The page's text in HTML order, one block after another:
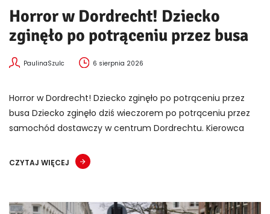
Horror w Dordrecht! Dziecko
zginęło po potrąceniu przez busa
PaulinaSzulc 6 sierpnia 2026
Horror w Dordrecht! Dziecko zginęło po potrąceniu przez
busa Dziecko zginęło dziś wieczorem po potrąceniu przez
samochód dostawczy w centrum Dordrechtu. Kierowca
CZYTAJ WIĘCEJ